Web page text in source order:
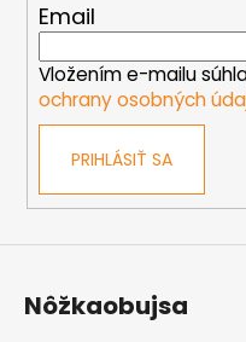
Email
Vložením e-mailu
ochrany osobných
PRIHLÁSIŤ SA
Nôžkaobujsa